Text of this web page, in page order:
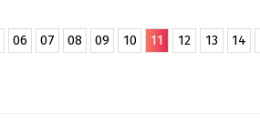
06 07 08 09 10 11 12 13 14